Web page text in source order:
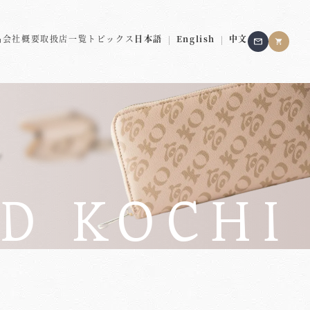
会社概要取扱店一覧 トピックス 日本語 | English | 中文